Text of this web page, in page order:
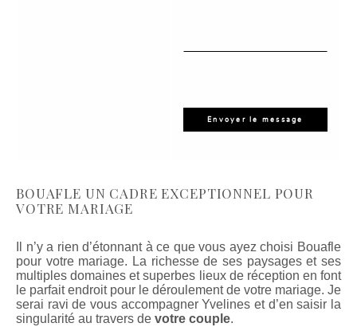
BOUAFLE UN CADRE EXCEPTIONNEL POUR
VOTRE MARIAGE
Il n’y a rien d’étonnant à ce que vous ayez choisi Bouafle
pour votre mariage. La richesse de ses paysages et ses
multiples domaines et superbes lieux de réception en font
le parfait endroit pour le déroulement de votre mariage. Je
serai ravi de vous accompagner Yvelines et d’en saisir la
singularité au travers de votre couple.